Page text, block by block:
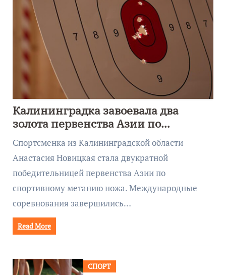
Калининградка завоевала два
золота первенства Азии по
метанию ножа
Спортсменка из Калининградской области
Анастасия Новицкая стала двукратной
победительницей первенства Азии по
спортивному метанию ножа. Международные
соревнования завершились…
Read More
СПОРТ